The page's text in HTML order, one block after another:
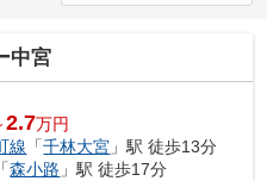
中宮
2.7万円
線 「千林大宮 」駅 徒歩13分
「森小路 」駅 徒歩17分